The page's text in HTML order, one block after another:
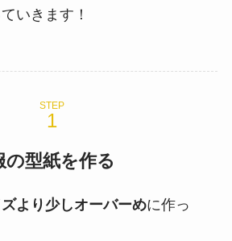
いきます！
STEP
の型紙を作る
より少しオーバーめに作っ